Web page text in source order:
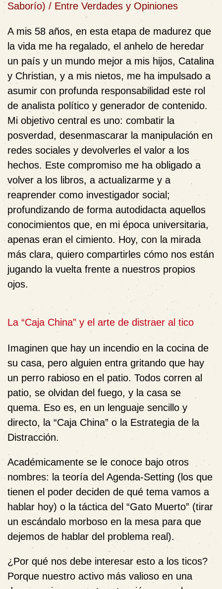
Saborío) / Entre Verdades y Opiniones
A mis 58 años, en esta etapa de madurez que
la vida me ha regalado, el anhelo de heredar
un país y un mundo mejor a mis hijos, Catalina
y Christian, y a mis nietos, me ha impulsado a
asumir con profunda responsabilidad este rol
de analista político y generador de contenido.
Mi objetivo central es uno: combatir la
posverdad, desenmascarar la manipulación en
redes sociales y devolverles el valor a los
hechos. Este compromiso me ha obligado a
volver a los libros, a actualizarme y a
reaprender como investigador social;
profundizando de forma autodidacta aquellos
conocimientos que, en mi época universitaria,
apenas eran el cimiento. Hoy, con la mirada
más clara, quiero compartirles cómo nos están
jugando la vuelta frente a nuestros propios
ojos.
La “Caja China” y el arte de distraer al tico
Imaginen que hay un incendio en la cocina de
su casa, pero alguien entra gritando que hay
un perro rabioso en el patio. Todos corren al
patio, se olvidan del fuego, y la casa se
quema. Eso es, en un lenguaje sencillo y
directo, la “Caja China” o la Estrategia de la
Distracción.
Académicamente se le conoce bajo otros
nombres: la teoría del Agenda-Setting (los que
tienen el poder deciden de qué tema vamos a
hablar hoy) o la táctica del “Gato Muerto” (tirar
un escándalo morboso en la mesa para que
dejemos de hablar del problema real).
¿Por qué nos debe interesar esto a los ticos?
Porque nuestro activo más valioso en una